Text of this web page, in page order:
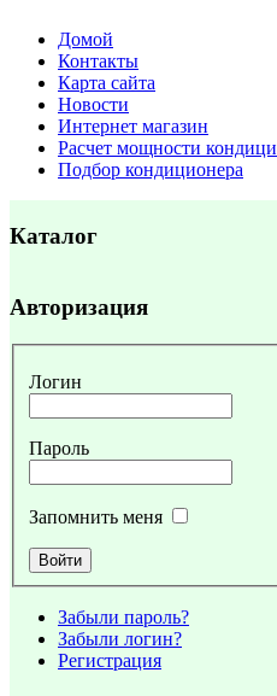
Домой
Контакты
Карта сайта
Новости
Интернет магазин
Расчет мощности
Подбор кондиционера
Каталог
Авторизация
Логин
Пароль
Запомнить меня
Забыли пароль?
Забыли логин?
Регистрация